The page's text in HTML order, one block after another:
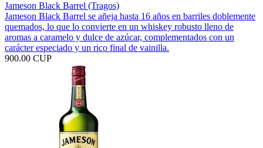
Jameson Black Barrel (Tragos)
Jameson Black Barrel se añeja hasta 16 años en barriles doblemente
quemados, lo que lo convierte en un whiskey robusto lleno de
aromas a caramelo y dulce de azúcar, complementados con un
carácter especiado y un rico final de vainilla.
900.00 CUP